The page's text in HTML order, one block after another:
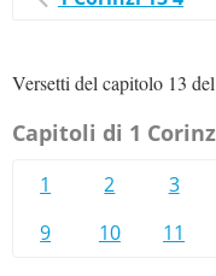
Versetti del capitolo 13
Capitoli di 1
1 2 3
9
10 11